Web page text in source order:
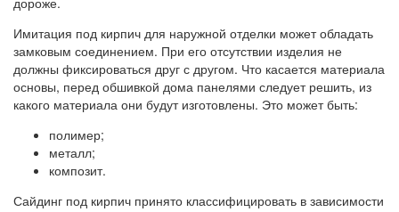
Имитация под кирпич для наружной отделки может обладать
замковым соединением. При его отсутствии изделия не
должны фиксироваться друг с другом. Что касается материала
основы, перед обшивкой дома панелями следует решить, из
какого материала они будут изготовлены. Это может быть:
полимер;
металл;
композит.
Сайдинг под кирпич принято классифицировать в зависимости